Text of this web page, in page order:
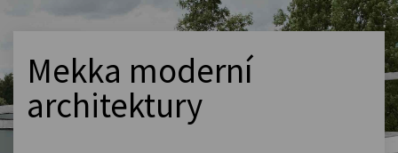
Mekka moderní
architektury